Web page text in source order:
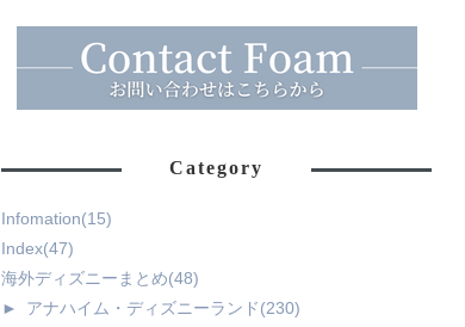
Category
Infomation(15)
Index(47)
海外ディズニーまとめ(48)
►
アナハイム・ディズニーランド(230)